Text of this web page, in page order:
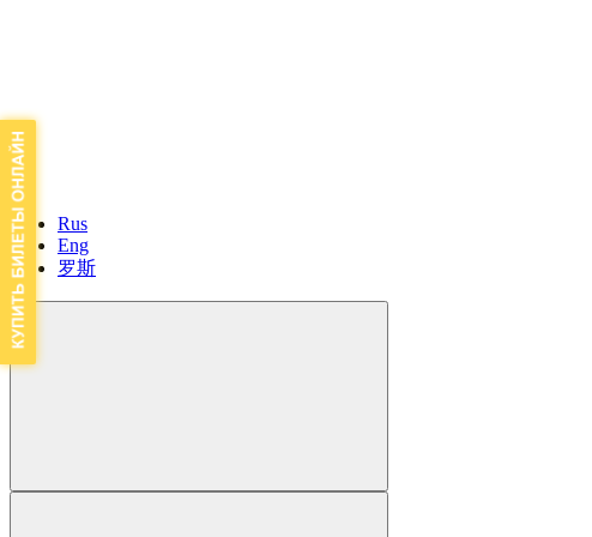
Rus
Eng
罗斯